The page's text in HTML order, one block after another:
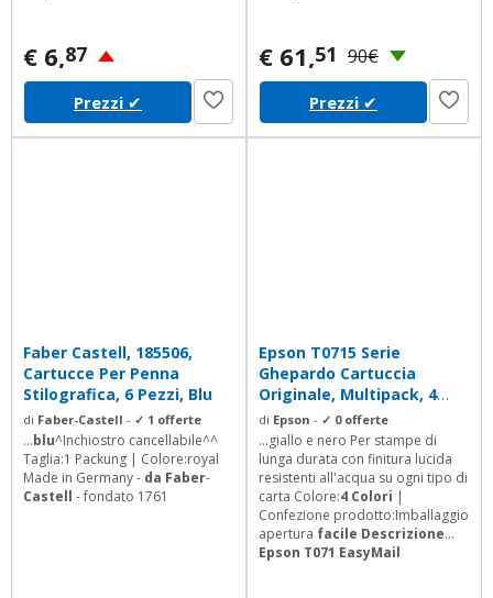
€ 6,87
Prezzi ✔
€ 61,51 90€
Prezzi ✔
Faber Castell, 185506,
Cartucce Per Penna
Stilografica, 6 Pezzi, Blu
di Faber-Castell - ✓ 1 offerte
...blu^Inchiostro cancellabile^^
Taglia:1 Packung | Colore:royal
Made in Germany - da Faber-
Castell - fondato 1761
Epson T0715 Serie
Ghepardo Cartuccia
Originale, Multipack, 4
Colori, FFP
di Epson - ✓ 0 offerte
...giallo e nero Per stampe di
lunga durata con finitura lucida
resistenti all'acqua su ogni tipo di
carta Colore:4 Colori |
Confezione prodotto:Imballaggio
apertura facile Descrizione
Epson T071 EasyMail